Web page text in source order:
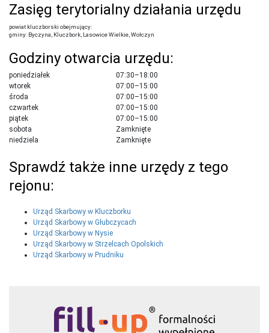
Zasięg terytorialny działania urzędu
powiat kluczborski obejmujący:
gminy: Byczyna, Kluczbork, Lasowice Wielkie, Wołczyn
Godziny otwarcia urzędu:
poniedziałek
07:30–18:00
wtorek
07:00–15:00
środa
07:00–15:00
czwartek
07:00–15:00
piątek
07:00–15:00
sobota
Zamknięte
niedziela
Zamknięte
Sprawdź także inne urzędy z tego
rejonu:
Urząd Skarbowy w Kluczborku
Urząd Skarbowy w Głubczycach
Urząd Skarbowy w Nysie
Urząd Skarbowy w Strzelcach Opolskich
Urząd Skarbowy w Prudniku